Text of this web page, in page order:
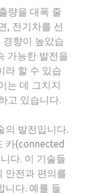
량을 대폭 줄
, 전기차를 선
향이 높았습
가능한 발전을
라 할 수 있습
는 데 그치지
고 있습니다.
의 발전입니다.
카(connected
다. 이 기술들
안전과 편의를
니다. 예를 들